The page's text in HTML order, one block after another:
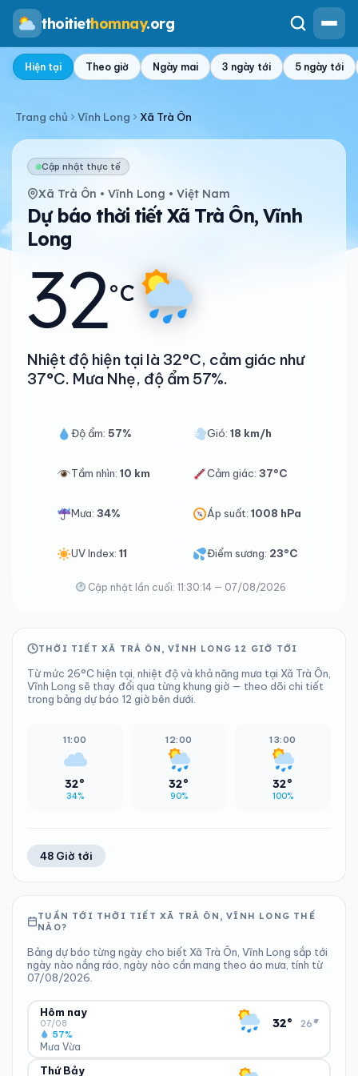
thoitiethomnay.org
Hiện tại Theo giờ Ngày mai 3 ngày tới 5 ngày tới
Trang chủ Vĩnh Long Xã Trà Ôn
Cập nhật thực tế
Xã Trà Ôn • Vĩnh Long • Việt Nam
Dự báo thời tiết Xã Trà Ôn, Vĩnh
Long
32°C
Nhiệt độ hiện tại là 32°C, cảm giác như
37°C. Mưa Nhẹ, độ ẩm 57%.
Độ ẩm: 57% Gió:18 km/h
Tầm nhìn: 10 km Cảm giác:37°C
Mưa: 34% Áp suất:1008 hPa
UV Index: 11 Điểm sương: 23°C
Cập nhật lần cuối: 11:30:14 — 07/08/2026
THỜI TIẾT XÃ TRÀ ÔN, VĨNH LONG 12 GIỜ TỚI
Từ mức 26°C hiện tại, nhiệt độ và khả năng mưa tại Xã Trà Ôn,
Vĩnh Long sẽ thay đổi qua từng khung giờ — theo dõi chi tiết
trong bảng dự báo 12 giờ bên dưới.
11:00
32°
34%
12:00
32°
90%
13:00
32°
100%
48 Giờ tới
TUẦN TỚI THỜI TIẾT XÃ TRÀ ÔN, VĨNH LONG THẾ
NÀO?
Bảng dự báo từng ngày cho biết Xã Trà Ôn, Vĩnh Long sắp tới
ngày nào nắng ráo, ngày nào cần mang theo áo mưa, tính từ
07/08/2026.
Hôm nay
07/08
Mưa Vừa
57%
32° 26°
▾
ĐỘ ẨM
Thứ Bảy